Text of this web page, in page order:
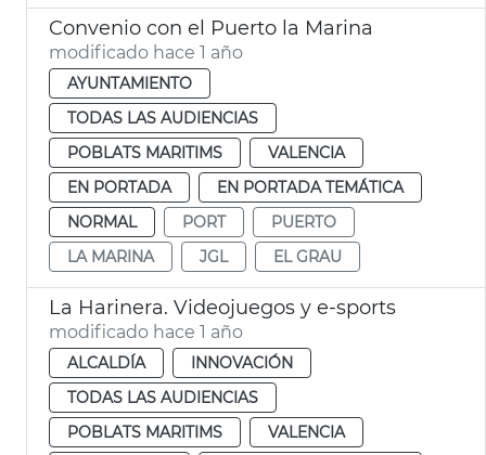
Convenio con el Puerto la Marina
modificado hace 1 año
AYUNTAMIENTO
TODAS LAS AUDIENCIAS
POBLATS MARITIMS
VALENCIA
EN PORTADA
EN PORTADA TEMÁTICA
NORMAL
PORT
PUERTO
LA MARINA
JGL EL GRAU
La Harinera. Videojuegos y e-sports
modificado hace 1 año
ALCALDÍA
INNOVACIÓN
TODAS LAS AUDIENCIAS
POBLATS MARITIMS
VALENCIA